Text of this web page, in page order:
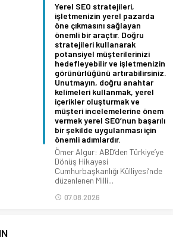
Yerel SEO stratejileri,
işletmenizin yerel pazarda
öne çıkmasını sağlayan
önemli bir araçtır. Doğru
stratejileri kullanarak
potansiyel müşterilerinizi
hedefleyebilir ve işletmenizin
görünürlüğünü artırabilirsiniz.
Unutmayın, doğru anahtar
kelimeleri kullanmak, yerel
içerikler oluşturmak ve
müşteri incelemelerine önem
vermek yerel SEO’nun başarılı
bir şekilde uygulanması için
önemli adımlardır.
Ömer Algur: ABD’den Türkiye’ye
Dönüş Hikayesi
Cumhurbaşkanlığı Külliyesi’nde
düzenlenen Milli...
07.08.2026